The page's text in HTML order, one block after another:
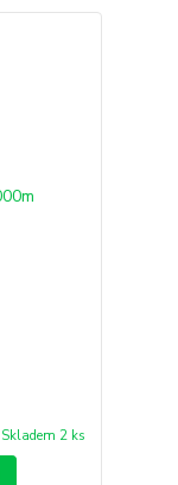
Skladem 2 ks